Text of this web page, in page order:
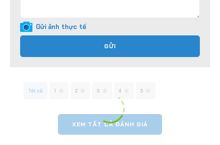
Gửi ảnh thực tế
GỬI
Tất cả 1 2 3 4 5
XEM TẤT CẢ ĐÁNH GIÁ